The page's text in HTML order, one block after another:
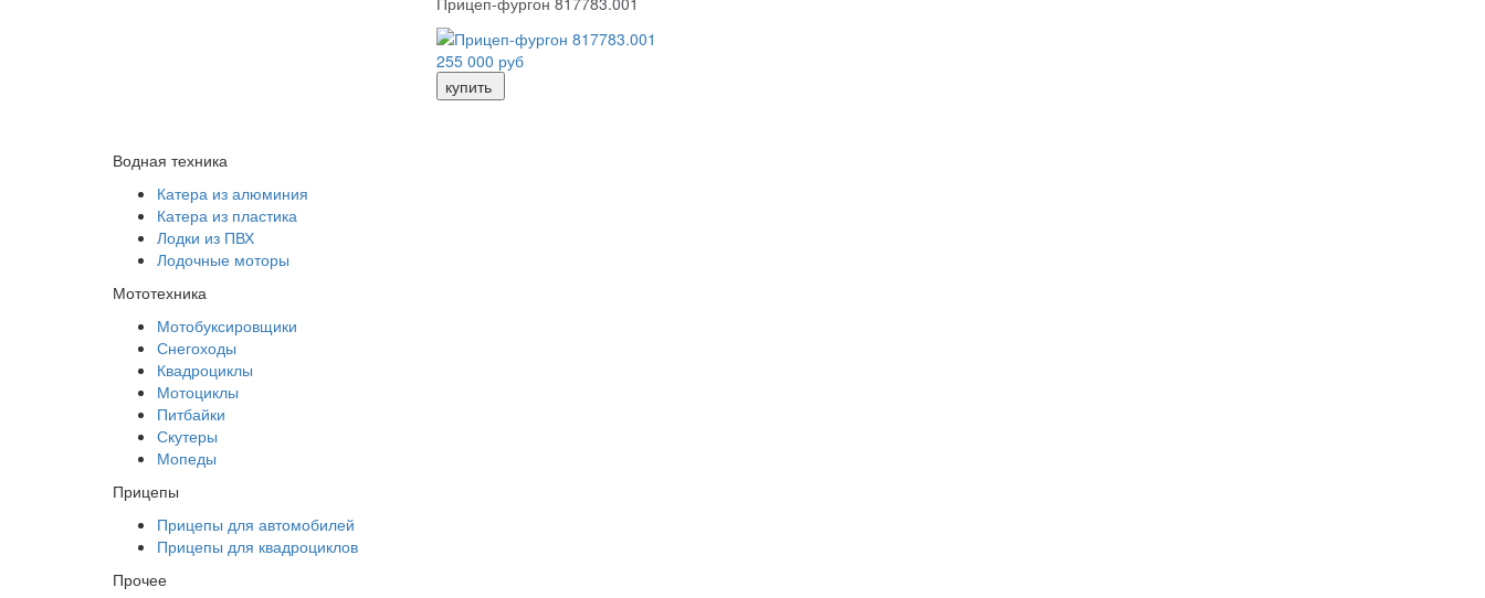
255 000 руб
купить
Водная техника
Катера из алюминия
Катера из пластика
Лодки из ПВХ
Лодочные моторы
Мототехника
Мотобуксировщики
Снегоходы
Квадроциклы
Мотоциклы
Питбайки
Скутеры
Мопеды
Прицепы
Прицепы для автомобилей
Прицепы для квадроциклов
Прочее